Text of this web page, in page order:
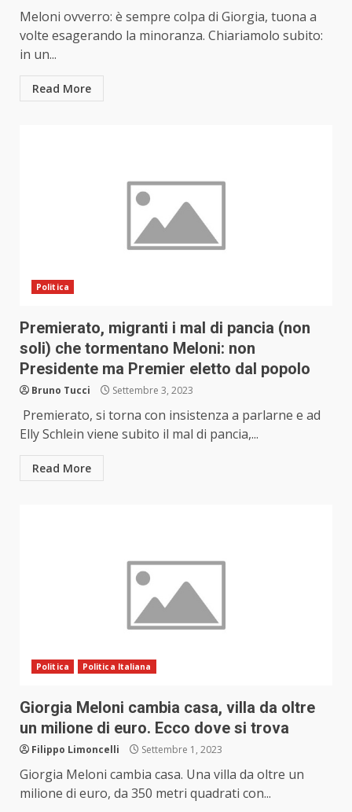
Meloni ovverro: è sempre colpa di Giorgia, tuona a
volte esagerando la minoranza. Chiariamolo subito:
in un...
Read More
Politica
Premierato, migranti i mal di pancia (non
soli) che tormentano Meloni: non
Presidente ma Premier eletto dal popolo
Bruno Tucci Settembre 3, 2023
Premierato, si torna con insistenza a parlarne e ad
Elly Schlein viene subito il mal di pancia,...
Read More
Politica Politica Italiana
Giorgia Meloni cambia casa, villa da oltre
un milione di euro. Ecco dove si trova
Filippo Limoncelli Settembre 1, 2023
Giorgia Meloni cambia casa. Una villa da oltre un
milione di euro, da 350 metri quadrati con...